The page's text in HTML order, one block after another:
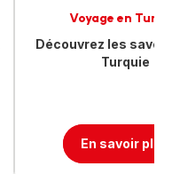
Voyage en
Découvrez les
Turquie
En savoir plus